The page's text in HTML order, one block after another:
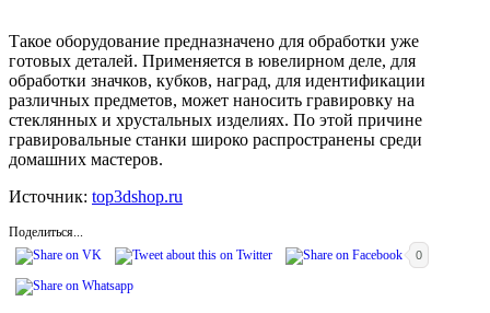
Такое оборудование предназначено для обработки уже
готовых деталей. Применяется в ювелирном деле, для
обработки значков, кубков, наград, для идентификации
различных предметов, может наносить гравировку на
стеклянных и хрустальных изделиях. По этой причине
гравировальные станки широко распространены среди
домашних мастеров.
Источник: top3dshop.ru
Поделиться...
0